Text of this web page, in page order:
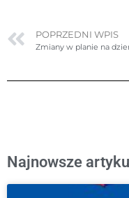
POPRZEDNI WPIS
Najnowsze